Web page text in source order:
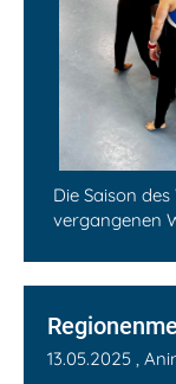
Die Saison
vergangenen
13.05.2025 ,